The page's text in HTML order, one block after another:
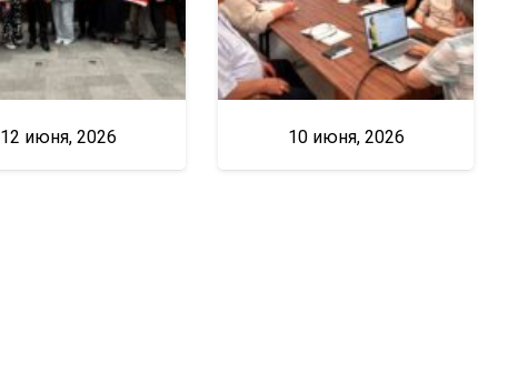
12 июня, 2026 10 июня, 2026